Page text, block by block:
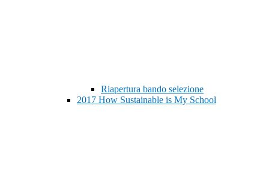
Riapertura bando selezione
2017 How Sustainable is My School